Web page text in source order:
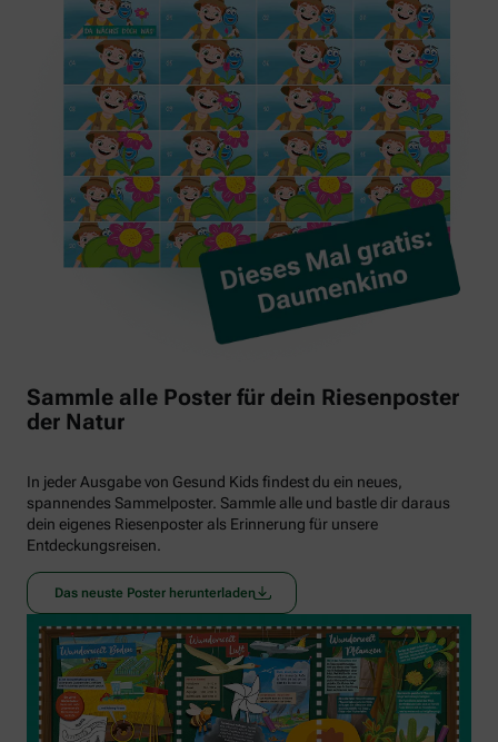
Sammle alle Poster für dein Riesenposter
der Natur
In jeder Ausgabe von Gesund Kids findest du ein neues,
spannendes Sammelposter. Sammle alle und bastle dir daraus
dein eigenes Riesenposter als Erinnerung für unsere
Entdeckungsreisen.
Das neuste Poster herunterladen